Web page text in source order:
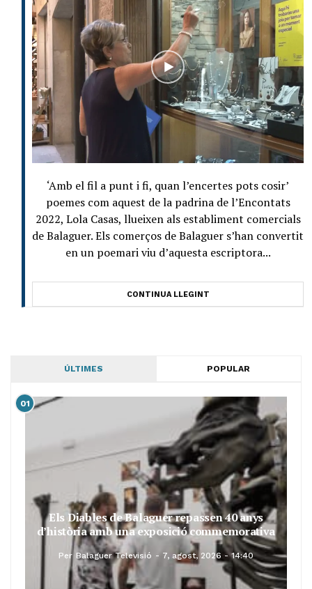
‘Amb el fil a punt i fi, quan l’encertes pots cosir’
poemes com aquest de la padrina de l’Encontats
2022, Lola Casas, llueixen als establiment comercials
de Balaguer. Els comerços de Balaguer s’han convertit
en un poemari viu d’aquesta escriptora...
CONTINUA LLEGINT
ÚLTIMES POPULAR
01
Els Diables de Balaguer repassen 40 anys
d’història amb una exposició commemorativa
Per Balaguer Televisió 7, agost, 2026 - 14:40